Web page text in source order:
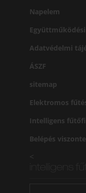
Napelem
Adatvédelmi
ÁSZF
sitemap
Elektromos
Intelligens
Belépés
<